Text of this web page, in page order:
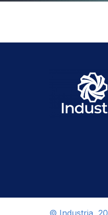
© Industria,